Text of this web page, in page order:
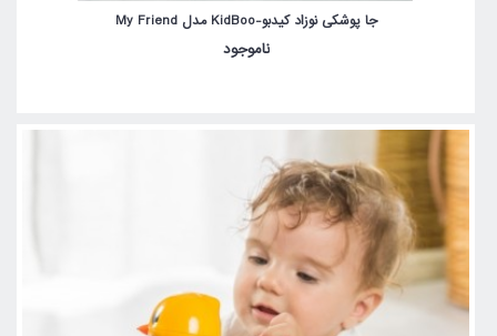
جا پوشکی نوزاد کیدبو-KidBoo مدل My Friend
ناموجود